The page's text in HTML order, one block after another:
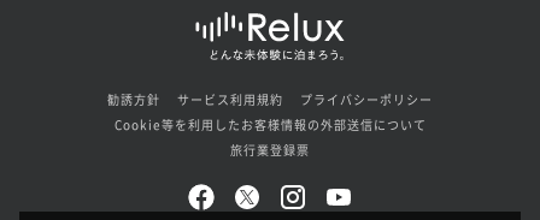
勧誘方針 サービス利用規約
プライバシーポリシー
Cookie等を利用したお客様情報の外部送信について
旅行業登録票